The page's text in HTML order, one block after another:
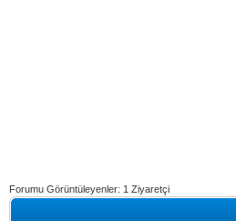
Forumu Görüntüleyenler: 1 Ziyaretçi